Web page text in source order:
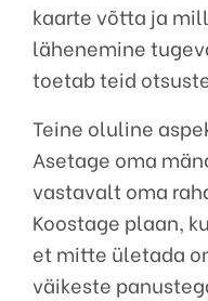
kaarte võtta ja
lähenemine
toetab teid
Teine oluline
Asetage oma
vastavalt oma
Koostage plaan,
et mitte ületada
väikeste